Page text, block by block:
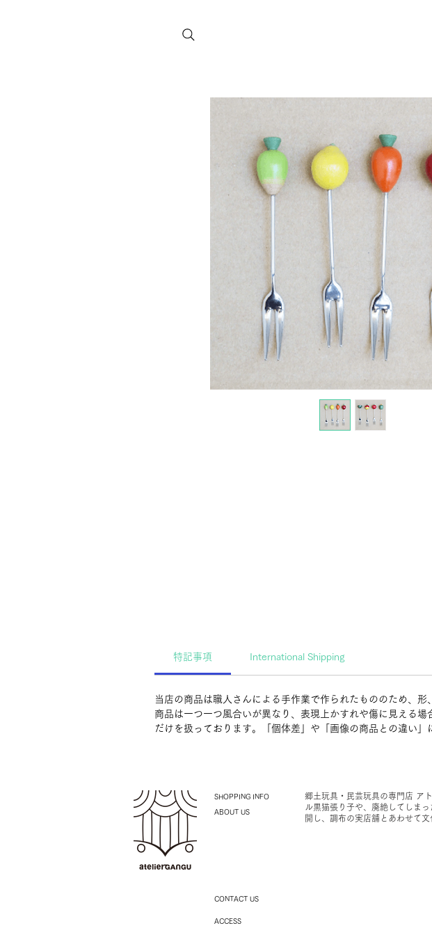
特記事項 International Shipping
当店の商品は職人さんによる手作業で作られたもののため、形
商品は一つ一つ風合いが異なり、表現上かすれや傷に見える
だけを扱っております。「個体差」や「画像の商品との違い
SHOPPING INFO
ABOUT US
郷土玩具・民芸玩具の専門店 ア
ル黒猫張り子や、廃絶してしま
開し、調布の実店舗とあわせて文
CONTACT US
ACCESS